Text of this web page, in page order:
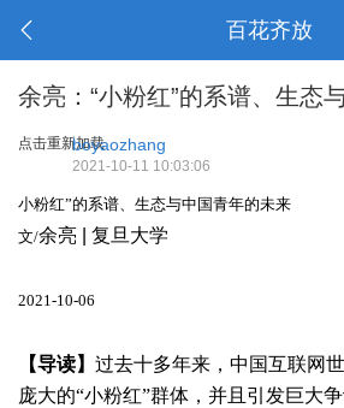
百花齐放
余亮：“小粉红”的系谱、生态
点击重新加载boyaozhang
2021-10-11 10:03:06
小粉红”的系谱、生态与中国青年的未来
文/余亮 | 复旦大学
2021-10-06
【导读】 过去十多年来，中国互联网
庞大的“小粉红”群体，并且引发巨大